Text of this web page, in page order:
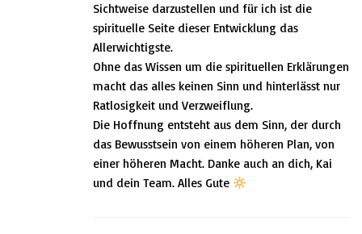
Sichtweise darzustellen und für ich ist die
spirituelle Seite dieser Entwicklung das
Allerwichtigste.
Ohne das Wissen um die spirituellen Erklärungen
macht das alles keinen Sinn und hinterlässt nur
Ratlosigkeit und Verzweiflung.
Die Hoffnung entsteht aus dem Sinn, der durch
das Bewusstsein von einem höheren Plan, von
einer höheren Macht. Danke auch an dich, Kai
und dein Team. Alles Gute